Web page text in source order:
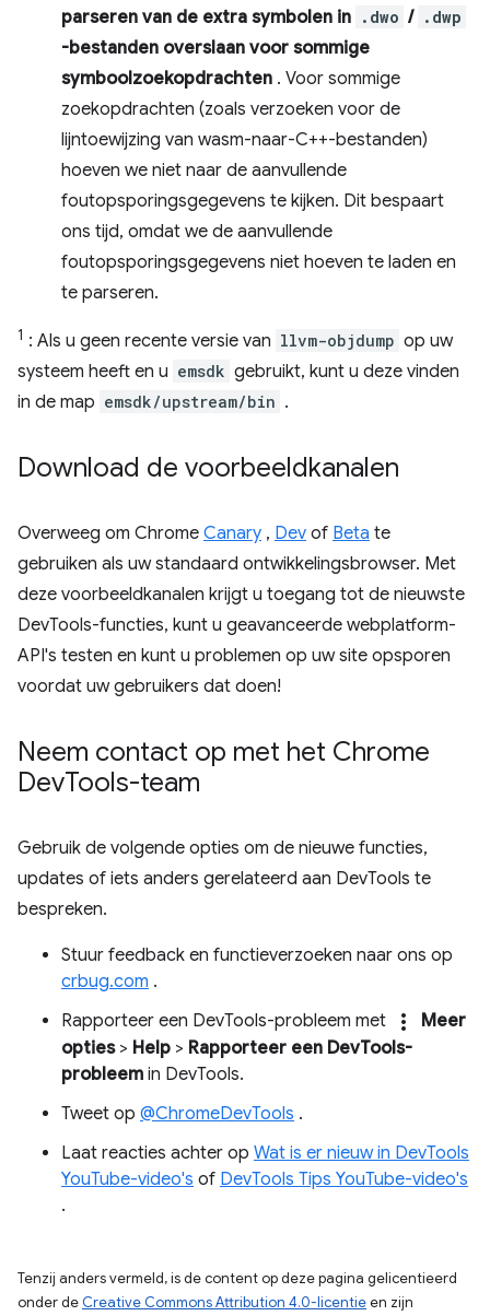
parseren van de extra symbolen in .dwo / .dwp
-bestanden overslaan voor sommige
symboolzoekopdrachten . Voor sommige
zoekopdrachten (zoals verzoeken voor de
lijntoewijzing van wasm-naar-C++-bestanden)
hoeven we niet naar de aanvullende
foutopsporingsgegevens te kijken. Dit bespaart
ons tijd, omdat we de aanvullende
foutopsporingsgegevens niet hoeven te laden en
te parseren.
1 : Als u geen recente versie van llvm-objdump op uw
systeem heeft en u emsdk gebruikt, kunt u deze vinden
in de map emsdk/upstream/bin .
Download de voorbeeldkanalen
Overweeg om Chrome Canary , Dev of Beta te
gebruiken als uw standaard ontwikkelingsbrowser. Met
deze voorbeeldkanalen krijgt u toegang tot de nieuwste
DevTools-functies, kunt u geavanceerde webplatform-
API's testen en kunt u problemen op uw site opsporen
voordat uw gebruikers dat doen!
Neem contact op met het Chrome
DevTools-team
Gebruik de volgende opties om de nieuwe functies,
updates of iets anders gerelateerd aan DevTools te
bespreken.
Stuur feedback en functieverzoeken naar ons op
crbug.com .
Rapporteer een DevTools-probleem met
more_vert
Meer
opties> Help > Rapporteer een DevTools-
probleem in DevTools.
Tweet op @ChromeDevTools .
Laat reacties achter op Wat is er nieuw in DevTools
YouTube-video's of DevTools Tips YouTube-video's
.
Tenzij anders vermeld, is de content op deze pagina gelicentieerd
onder de Creative Commons Attribution 4.0-licentieen zijn